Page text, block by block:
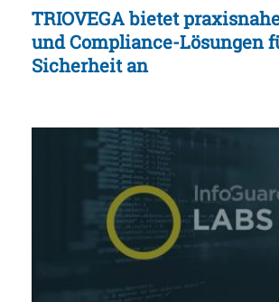
TRIOVEGA bietet
und Compliance-Lösungen
Sicherheit an